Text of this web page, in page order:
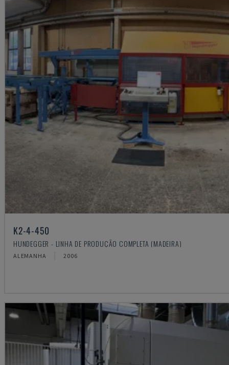
K2-4-450
HUNDEGGER - LINHA DE PRODUÇÃO COMPLETA (MADEIRA)
ALEMANHA 2006